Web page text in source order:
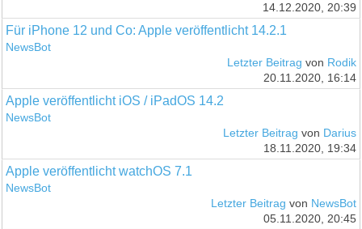
14.12.2020, 20:39
Für iPhone 12 und Co: Apple veröffentlicht 14.2.1
NewsBot
Letzter Beitrag von Rodik
20.11.2020, 16:14
Apple veröffentlicht iOS / iPadOS 14.2
NewsBot
Letzter Beitrag von Darius
18.11.2020, 19:34
Apple veröffentlicht watchOS 7.1
NewsBot
Letzter Beitrag von NewsBot
05.11.2020, 20:45